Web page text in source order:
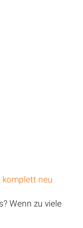
komplett neu
Wenn zu viele